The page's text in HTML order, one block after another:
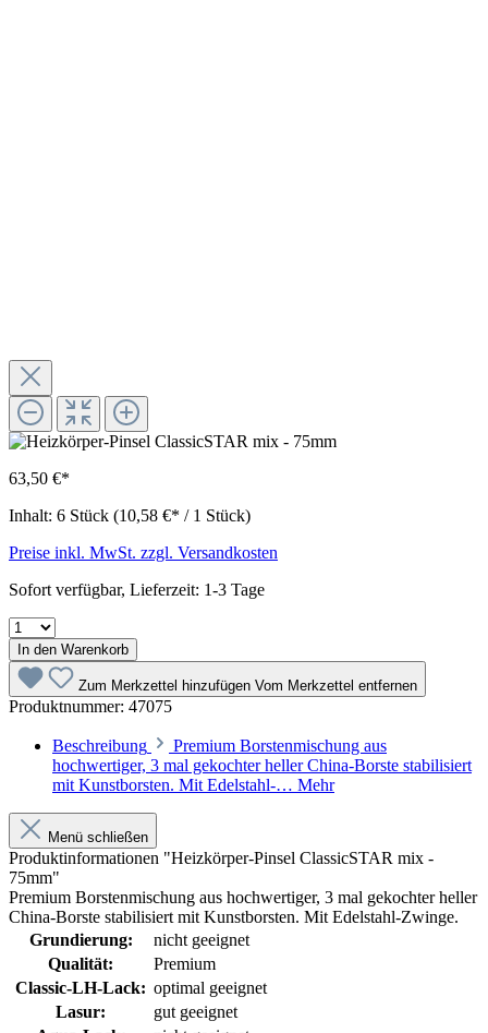
63,50 €*
Inhalt: 6 Stück (10,58 €* / 1 Stück)
Preise inkl. MwSt. zzgl. Versandkosten
Sofort verfügbar, Lieferzeit: 1-3 Tage
In den Warenkorb
Zum Merkzettel hinzufügen Vom Merkzettel entfernen
Produktnummer: 47075
Beschreibung
Premium Borstenmischung aus
hochwertiger, 3 mal gekochter heller China-Borste stabilisiert
mit Kunstborsten. Mit Edelstahl-… Mehr
Menü schließen
Produktinformationen "Heizkörper-Pinsel ClassicSTAR mix -
75mm"
Premium Borstenmischung aus hochwertiger, 3 mal gekochter heller
China-Borste stabilisiert mit Kunstborsten. Mit Edelstahl-Zwinge.
Grundierung:
nicht geeignet
Qualität:
Premium
Classic-LH-Lack: optimal geeignet
Lasur:
gut geeignet